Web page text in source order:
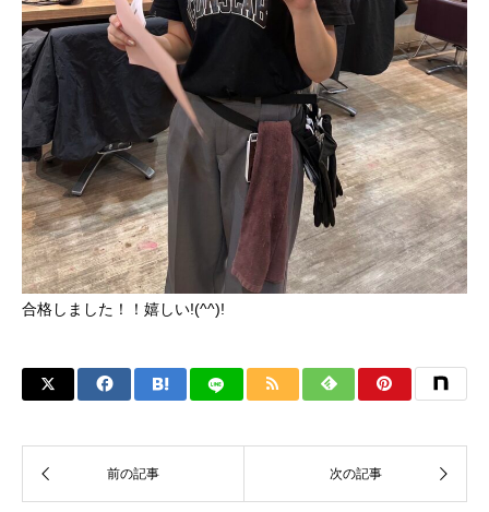
合格しました！！嬉しい!(^^)!